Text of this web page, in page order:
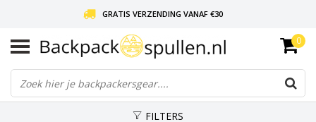
GRATIS VERZENDING VANAF €30
LIEFDE VOOR BACKPACKEN!
30 DAGEN GRATIS RETOUR
0
FILTERS